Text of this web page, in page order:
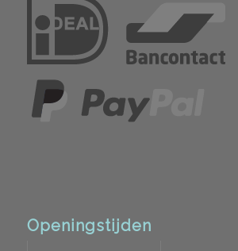
Openingstijden